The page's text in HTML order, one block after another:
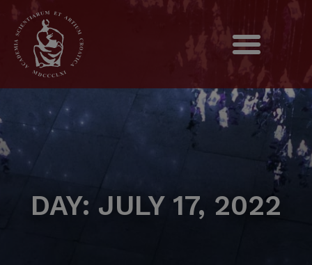
DAY: JULY 17, 2022